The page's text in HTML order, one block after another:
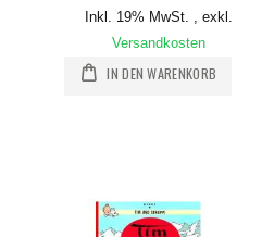
Inkl. 19% MwSt. , exkl.
Versandkosten
IN DEN WARENKORB